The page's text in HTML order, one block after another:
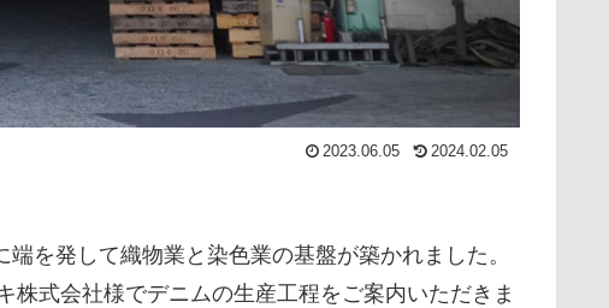
2023.06.05 2024.02.05
を発して織物業と染色業の基盤が築かれました。
式会社様でデニムの生産工程をご案内いただきま